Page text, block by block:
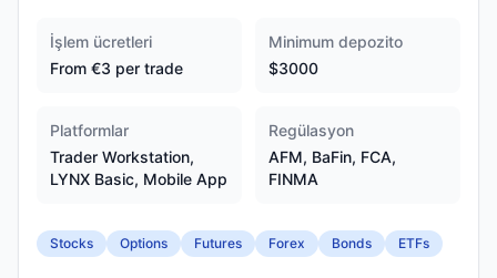
İşlem ücretleri
From €3 per trade
Minimum depozito
$3000
Platformlar
Trader Workstation,
LYNX Basic, Mobile App
Regülasyon
AFM, BaFin, FCA,
FINMA
Stocks Options Futures Forex Bonds ETFs